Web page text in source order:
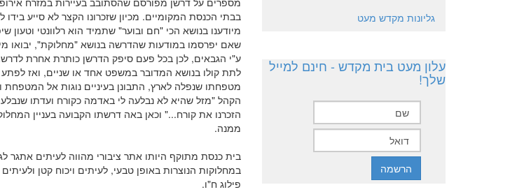
בבתי הכנסת המקומיים. מכיון שזכרונו הקצר לא סייע
מיודענו בנושא הכי "חם ובוער" שתמיד הוא רלוונטי
שאם יפרסמו במודעות שהדרשה בנושא "מחלוקת", יבואו
ע"י הגבאים, לכן בכל פעם סיפק הדרשן כותרת אחרת
לתת קולו בנושא המדובר במשפט אחד או שניים, ואז
מטפחתו שנפלה לארץ, התבונן בעיניים נוגות אל
הקהל "מזל שהיא לא נבלעה לי באדמה כקורח ועדתו
הזכרנו את קורח..." וכאן באה דרשתו הקבועה בעניין
ממנה.
בית כנסת מתוקף היותו אתר ציבורי מהווה לעיתים אתגר
במחלוקות הנוצרות באופן טבעי, לעיתים ויכוח קטן
פילוג ח"ו.
גליונות מקדש מעט
עלון מעט בית מקדש - חינם למייל
שלך!